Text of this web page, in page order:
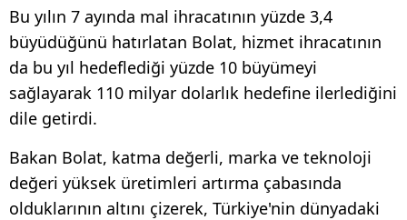
Bu yılın 7 ayında mal ihracatının yüzde 3,4
büyüdüğünü hatırlatan Bolat, hizmet ihracatının
da bu yıl hedeflediği yüzde 10 büyümeyi
sağlayarak 110 milyar dolarlık hedefine ilerlediğini
dile getirdi.
Bakan Bolat, katma değerli, marka ve teknoloji
değeri yüksek üretimleri artırma çabasında
olduklarının altını çizerek, Türkiye'nin dünyadaki